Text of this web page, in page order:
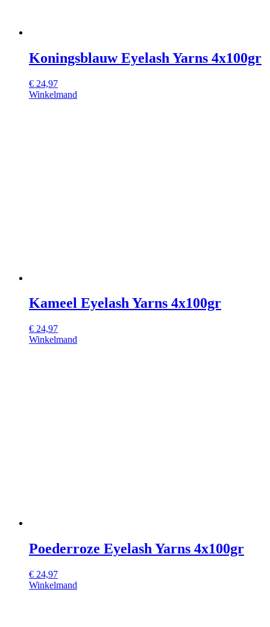
Koningsblauw Eyelash Yarns 4x100gr
€ 24,97
Winkelmand
Kameel Eyelash Yarns 4x100gr
€ 24,97
Winkelmand
Poederroze Eyelash Yarns 4x100gr
€ 24,97
Winkelmand